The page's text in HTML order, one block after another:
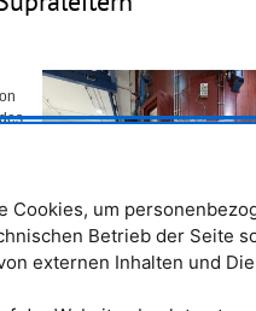
Cookies, um
Betrieb der Seite
externen Inhalten und